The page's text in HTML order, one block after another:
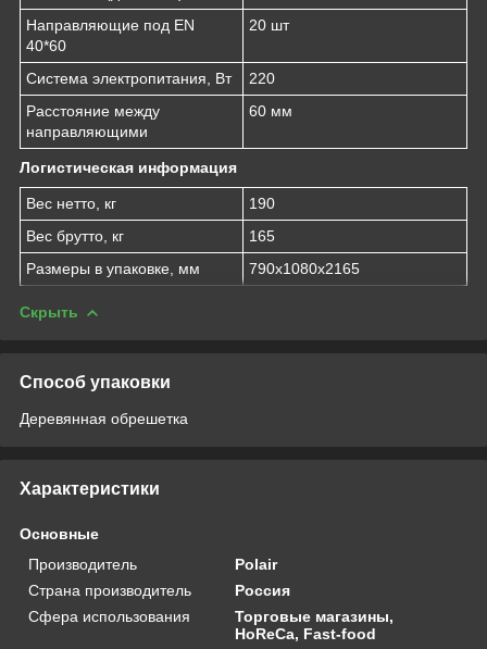
Направляющие под EN
40*60
20 шт
Система электропитания, Вт
220
Расстояние между
направляющими
60 мм
Логистическая информация
Вес нетто, кг
190
Вес брутто, кг
165
Размеры в упаковке, мм
790х1080х2165
Скрыть
Способ упаковки
Деревянная обрешетка
Характеристики
Основные
Производитель
Polair
Страна производитель
Россия
Сфера использования
Торговые магазины,
HoReCa, Fast-food